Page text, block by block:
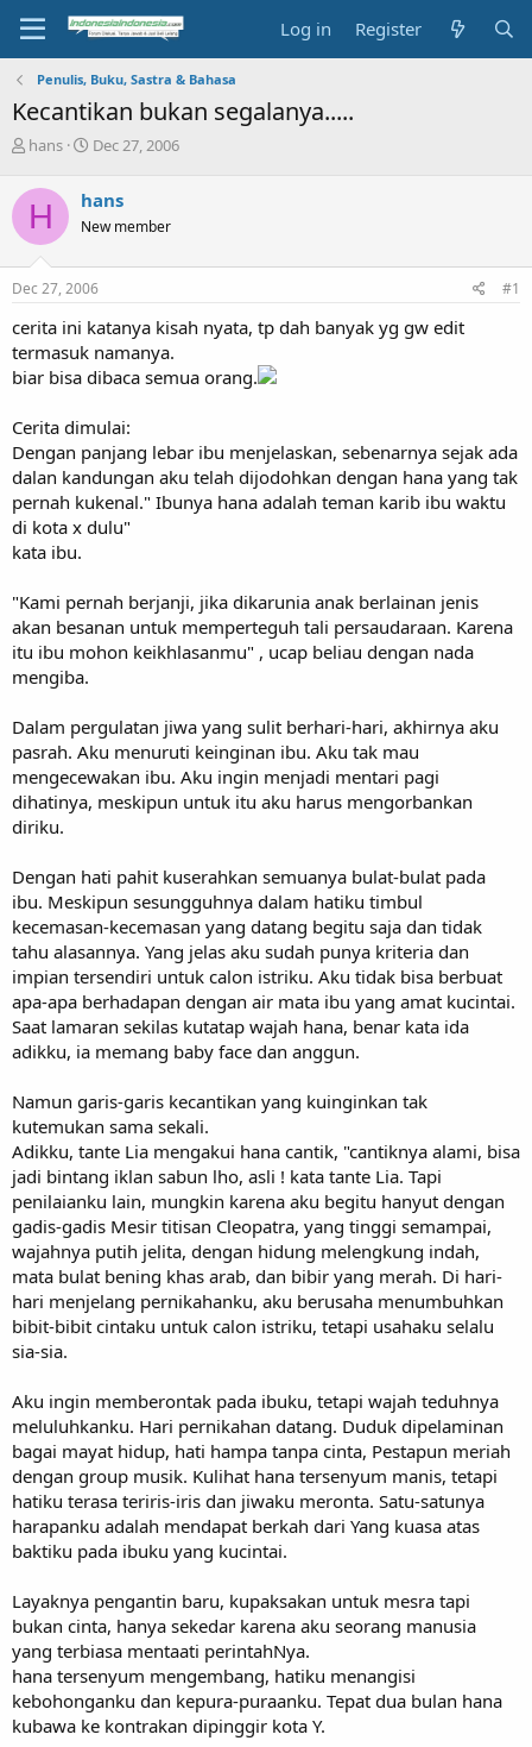
Log in Register
Penulis, Buku, Sastra & Bahasa
Kecantikan bukan segalanya.....
T
r
e
a
d
s
t
r
t
e
hans
S
r
t
a
t
Dec 27, 2006
H hans
New member
Dec 27, 2006 #1
cerita ini katanya kisah nyata, tp dah banyak yg gw edit
termasuk namanya.
biar bisa dibaca semua orang.
Cerita dimulai:
Dengan panjang lebar ibu menjelaskan, sebenarnya sejak ada
dalan kandungan aku telah dijodohkan dengan hana yang tak
pernah kukenal." Ibunya hana adalah teman karib ibu waktu
di kota x dulu"
kata ibu.
"Kami pernah berjanji, jika dikarunia anak berlainan jenis
akan besanan untuk memperteguh tali persaudaraan. Karena
itu ibu mohon keikhlasanmu" , ucap beliau dengan nada
mengiba.
Dalam pergulatan jiwa yang sulit berhari-hari, akhirnya aku
pasrah. Aku menuruti keinginan ibu. Aku tak mau
mengecewakan ibu. Aku ingin menjadi mentari pagi
dihatinya, meskipun untuk itu aku harus mengorbankan
diriku.
Dengan hati pahit kuserahkan semuanya bulat-bulat pada
ibu. Meskipun sesungguhnya dalam hatiku timbul
kecemasan-kecemasan yang datang begitu saja dan tidak
tahu alasannya. Yang jelas aku sudah punya kriteria dan
impian tersendiri untuk calon istriku. Aku tidak bisa berbuat
apa-apa berhadapan dengan air mata ibu yang amat kucintai.
Saat lamaran sekilas kutatap wajah hana, benar kata ida
adikku, ia memang baby face dan anggun.
Namun garis-garis kecantikan yang kuinginkan tak
kutemukan sama sekali.
Adikku, tante Lia mengakui hana cantik, "cantiknya alami, bisa
jadi bintang iklan sabun lho, asli ! kata tante Lia. Tapi
penilaianku lain, mungkin karena aku begitu hanyut dengan
gadis-gadis Mesir titisan Cleopatra, yang tinggi semampai,
wajahnya putih jelita, dengan hidung melengkung indah,
mata bulat bening khas arab, dan bibir yang merah. Di hari-
hari menjelang pernikahanku, aku berusaha menumbuhkan
bibit-bibit cintaku untuk calon istriku, tetapi usahaku selalu
sia-sia.
Aku ingin memberontak pada ibuku, tetapi wajah teduhnya
meluluhkanku. Hari pernikahan datang. Duduk dipelaminan
bagai mayat hidup, hati hampa tanpa cinta, Pestapun meriah
dengan group musik. Kulihat hana tersenyum manis, tetapi
hatiku terasa teriris-iris dan jiwaku meronta. Satu-satunya
harapanku adalah mendapat berkah dari Yang kuasa atas
baktiku pada ibuku yang kucintai.
Layaknya pengantin baru, kupaksakan untuk mesra tapi
bukan cinta, hanya sekedar karena aku seorang manusia
yang terbiasa mentaati perintahNya.
hana tersenyum mengembang, hatiku menangisi
kebohonganku dan kepura-puraanku. Tepat dua bulan hana
kubawa ke kontrakan dipinggir kota Y.